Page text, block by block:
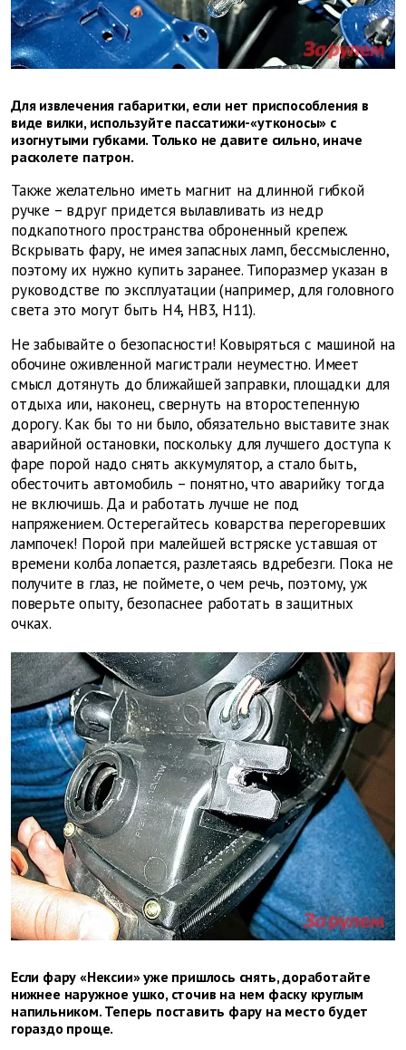
Для извлечения габаритки, если нет приспособления в
виде вилки, используйте пассатижи-«утконосы» с
изогнутыми губками. Только не давите сильно, иначе
расколете патрон.
Также желательно иметь магнит на длинной гибкой
ручке – вдруг придется вылавливать из недр
подкапотного пространства оброненный крепеж.
Вскрывать фару, не имея запасных ламп, бессмысленно,
поэтому их нужно купить заранее. Типоразмер указан в
руководстве по эксплуатации (например, для головного
света это могут быть Н4, НВ3, Н11).
Не забывайте о безопасности! Ковыряться с машиной на
обочине оживленной магистрали неуместно. Имеет
смысл дотянуть до ближайшей заправки, площадки для
отдыха или, наконец, свернуть на второстепенную
дорогу. Как бы то ни было, обязательно выставите знак
аварийной остановки, поскольку для лучшего доступа к
фаре порой надо снять аккумулятор, а стало быть,
обесточить автомобиль – понятно, что аварийку тогда
не включишь. Да и работать лучше не под
напряжением. Остерегайтесь коварства перегоревших
лампочек! Порой при малейшей встряске уставшая от
времени колба лопается, разлетаясь вдребезги. Пока не
получите в глаз, не поймете, о чем речь, поэтому, уж
поверьте опыту, безопаснее работать в защитных
очках.
Если фару «Нексии» уже пришлось снять, доработайте
нижнее наружное ушко, сточив на нем фаску круглым
напильником. Теперь поставить фару на место будет
гораздо проще.